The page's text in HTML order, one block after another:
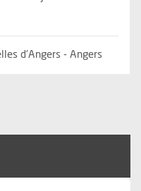
d'Angers - Angers